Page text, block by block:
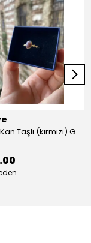
925 Ayar Kan Taşlı (kırmızı) Gümüş Yüzük